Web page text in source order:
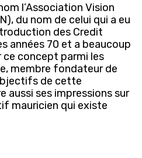
l’Association Vision
du nom de celui qui a eu
des Credit
années 70 et a beaucoup
concept parmi les
membre fondateur de
de cette
aussi ses impressions sur
mauricien qui existe